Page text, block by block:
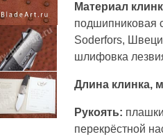
Материал
подшипниковая
Soderfors,
шлифовка
Длина клинка,
Рукоять:
перекрёстной